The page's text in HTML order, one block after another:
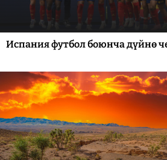
Испания футбол боюнча дүйнө